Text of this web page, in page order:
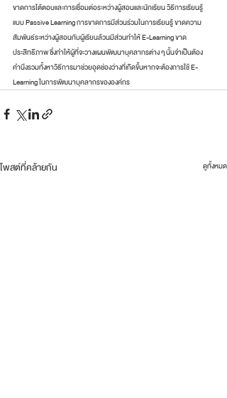
ขาดการโต้ตอบและการเชื่อมต่อระหว่างผู้สอนและนักเรียน วิธีการเรียนรู้
แบบ Passive Learning การขาดการมีส่วนร่วมในการเรียนรู้ ขาดความ
สัมพันธ์ระหว่างผู้สอนกับผู้เรียนล้วนมีส่วนทำให้ E-Learning ขาด
ประสิทธิภาพ ซึ่งทำให้ผู้ที่จะวางแผนพัฒนาบุคลากรต่าง ๆ นั้นจำเป็นต้อง
คำนึงรวมทั้งหาวิธีการมาช่วยอุดช่องว่างที่เกิดขึ้นหากจะต้องการใช้ E-
Learning ในการพัฒนาบุคลากรขององค์กร
โพสต์ที่คล้ายกัน ดูทั้งหมด